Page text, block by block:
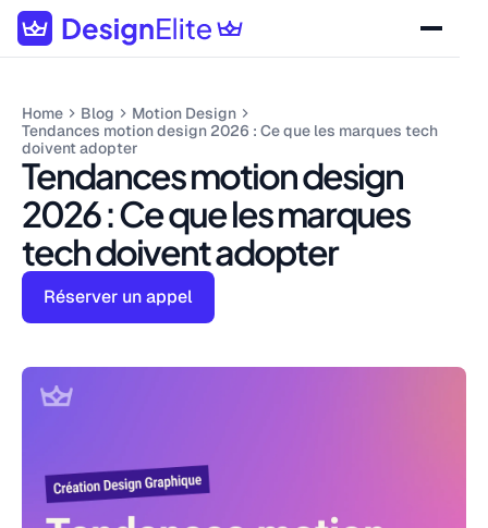
Home Blog
Motion Design
Tendances motion design 2026 : Ce que les marques tech
doivent adopter
Tendances motion design
2026 : Ce que les marques
tech doivent adopter
Réserver un appel